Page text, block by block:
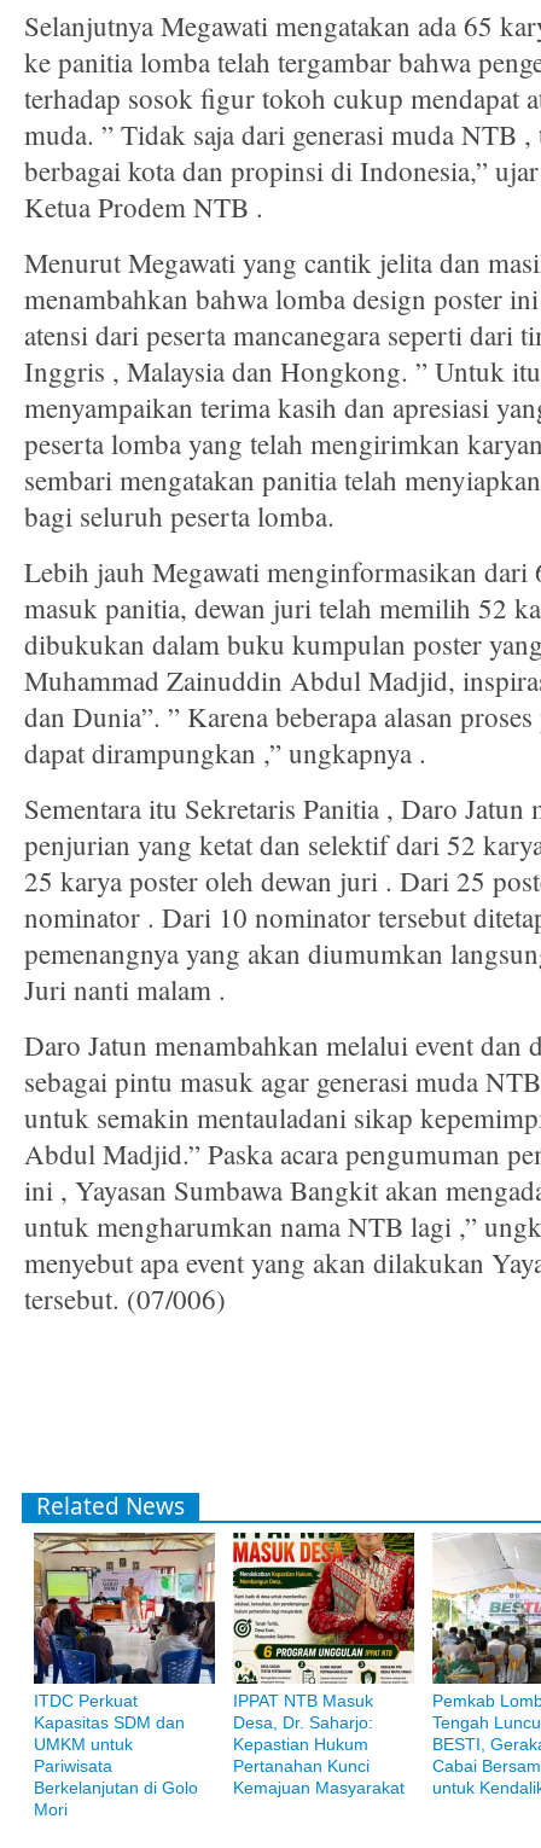
Selanjutnya Megawati mengatakan ada 65
ke panitia lomba telah tergambar bahwa
terhadap sosok figur tokoh cukup mendapat
muda. ” Tidak saja dari generasi muda NTB
berbagai kota dan propinsi di Indonesia,”
Ketua Prodem NTB .
Menurut Megawati yang cantik jelita dan
menambahkan bahwa lomba design poster
atensi dari peserta mancanegara seperti dari
Inggris , Malaysia dan Hongkong. ” Untuk
menyampaikan terima kasih dan apresiasi
peserta lomba yang telah mengirimkan
sembari mengatakan panitia telah
bagi seluruh peserta lomba.
Lebih jauh Megawati menginformasikan dari
masuk panitia, dewan juri telah memilih 52
dibukukan dalam buku kumpulan poster
Muhammad Zainuddin Abdul Madjid,
dan Dunia”. ” Karena beberapa alasan
dapat dirampungkan ,” ungkapnya .
Sementara itu Sekretaris Panitia , Daro Jatun
penjurian yang ketat dan selektif dari 52
25 karya poster oleh dewan juri . Dari 25
nominator . Dari 10 nominator tersebut
pemenangnya yang akan diumumkan
Juri nanti malam .
Daro Jatun menambahkan melalui event dan
sebagai pintu masuk agar generasi muda
untuk semakin mentauladani sikap
Abdul Madjid.” Paska acara pengumuman
ini , Yayasan Sumbawa Bangkit akan
untuk mengharumkan nama NTB lagi ,”
menyebut apa event yang akan dilakukan
tersebut. (07/006)
Related News
ITDC Perkuat
Kapasitas SDM dan
UMKM untuk
Pariwisata
Berkelanjutan di Golo
Mori
IPPAT NTB Masuk
Desa, Dr. Saharjo:
Kepastian Hukum
Pertanahan Kunci
Kemajuan Masyarakat
Pemkab
Tengah
BESTI,
Cabai
untuk
Bank Muamalat
Raih ketenangan dengan akses yang luas di Bank Muamalat